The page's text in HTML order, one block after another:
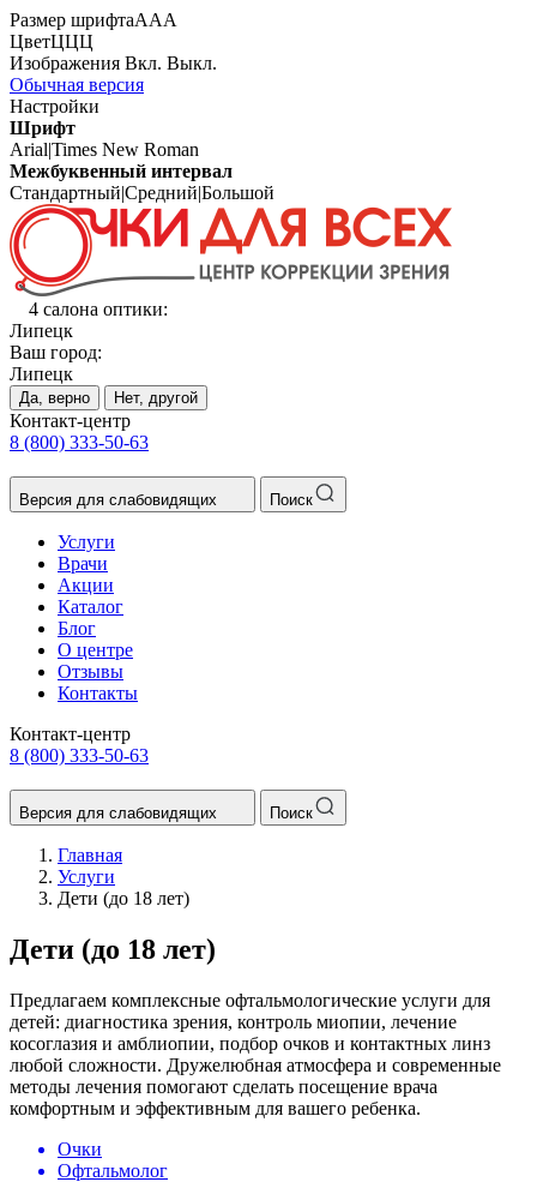
Размер шрифтаААА
ЦветЦЦЦ
Изображения Вкл. Выкл.
Обычная версия
Настройки
Шрифт
Arial|Times New Roman
Межбуквенный интервал
Стандартный|Средний|Большой
4 салона оптики:
Липецк
Ваш город:
Липецк
Да, верно Нет, другой
Контакт-центр
8 (800) 333-50-63
Версия для слабовидящих Поиск
Услуги
Врачи
Акции
Каталог
Блог
О центре
Отзывы
Контакты
Контакт-центр
8 (800) 333-50-63
Версия для слабовидящих Поиск
Главная
Услуги
Дети (до 18 лет)
Дети (до 18 лет)
Предлагаем комплексные офтальмологические услуги для
детей: диагностика зрения, контроль миопии, лечение
косоглазия и амблиопии, подбор очков и контактных линз
любой сложности. Дружелюбная атмосфера и современные
методы лечения помогают сделать посещение врача
комфортным и эффективным для вашего ребенка.
Очки
Офтальмолог